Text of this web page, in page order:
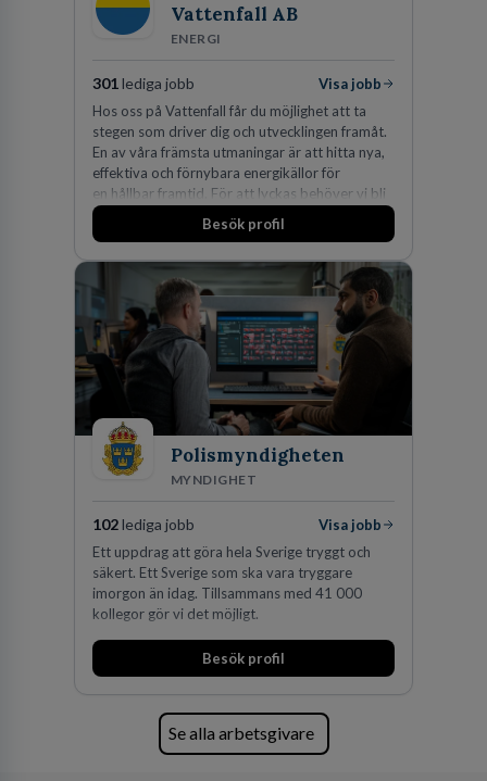
Vattenfall AB
ENERGI
301lediga jobb
Visa jobb
Hos oss på Vattenfall får du möjlighet att ta
stegen som driver dig och utvecklingen framåt.
En av våra främsta utmaningar är att hitta nya,
effektiva och förnybara energikällor för
en hållbar framtid. För att lyckas behöver vi bli
fler medarbetare som vill göra skillnad.
Besök profil
Polismyndigheten
MYNDIGHET
102lediga jobb
Visa jobb
Ett uppdrag att göra hela Sverige tryggt och
säkert. Ett Sverige som ska vara tryggare
imorgon än idag. Tillsammans med 41 000
kollegor gör vi det möjligt.
Besök profil
Se alla arbetsgivare